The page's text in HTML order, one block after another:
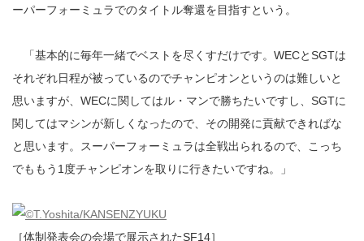
ーパーフォーミュラでのタイトル奪還を目指すという。
「基本的に毎年一緒でベストを尽くすだけです。WECとSGTは
それぞれ日程が被っているのでチャンピオンというのは難しいと
思いますが、WECに関してはル・マンで勝ちたいですし、SGTに
関してはマシンが新しくなったので、その開発に貢献できればな
と思います。スーパーフォーミュラは全戦出られるので、こっち
でももう1度チャンピオンを取りに行きたいですね。」
［体制発表会の会場で展示されたSF14］